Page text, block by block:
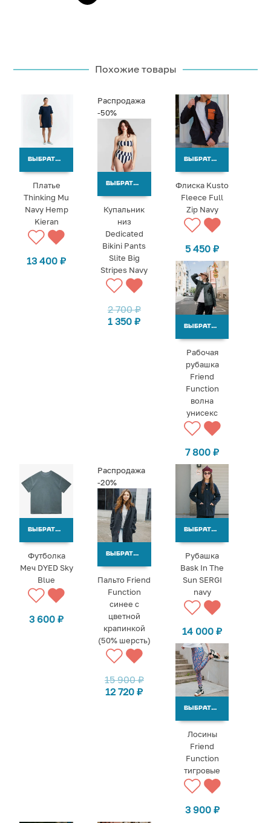
Похожие товары
ВЫБРАТЬ ВАРИАНТЫ
Платье
Thinking Mu
Navy Hemp
Kieran
13 400₽
Распродажа
-50%
ВЫБРАТЬ ВАРИАНТЫ
Купальник
низ
Dedicated
Bikini Pants
Slite Big
Stripes Navy
2 700₽
1 350₽
ВЫБРАТЬ ВАРИАНТЫ
Флиска Kusto
Fleece Full
Zip Navy
5 450₽
ВЫБРАТЬ ВАРИАНТЫ
Рабочая
рубашка
Friend
Function
волна
унисекс
7 800₽
ВЫБРАТЬ ВАРИАНТЫ
Футболка
Меч DYED Sky
Blue
3 600₽
Распродажа
-20%
ВЫБРАТЬ ВАРИАНТЫ
Пальто Friend
Function
синее с
цветной
крапинкой
(50% шерсть)
15 900₽
12 720₽
ВЫБРАТЬ ВАРИАНТЫ
Рубашка
Bask In The
Sun SERGI
navy
14 000₽
ВЫБРАТЬ ВАРИАНТЫ
Лосины
Friend
Function
тигровые
3 900 ₽